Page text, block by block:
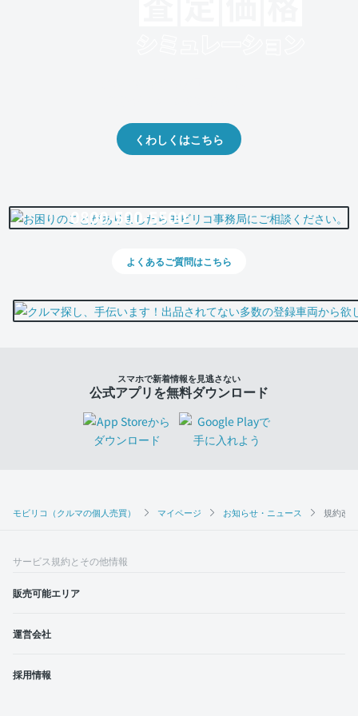
モビリコ（クルマの個人売買） マイページ お知らせ・ニュース 規約改
くわしくはこちら
0800-500-5500
よくあるご質問はこちら
スマホで新着情報を見逃さない
公式アプリを無料ダウンロード
サービス規約とその他情報
販売可能エリア
運営会社
採用情報